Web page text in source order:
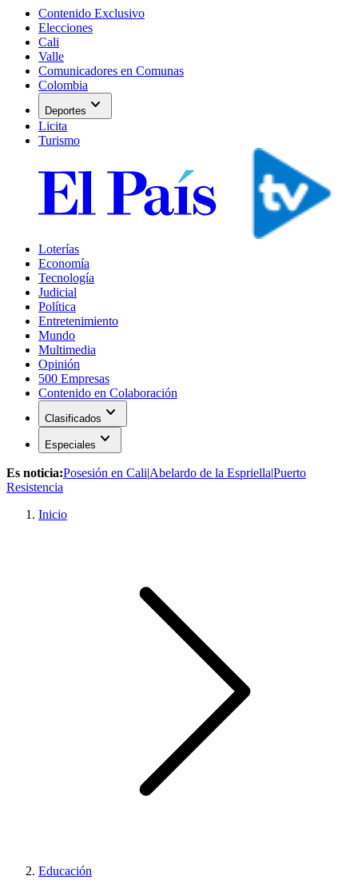
Contenido Exclusivo
Elecciones
Cali
Valle
Comunicadores en Comunas
Colombia
Deportes expand_more
Licita
Turismo
Loterías
Economía
Tecnología
Judicial
Política
Entretenimiento
Mundo
Multimedia
Opinión
500 Empresas
Contenido en Colaboración
Clasificados expand_more
Especiales expand_more
Es noticia:Posesión en Cali|Abelardo de la Espriella|Puerto
Resistencia
Inicio
Educación